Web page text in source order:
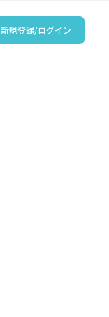
新規登録/ログイン